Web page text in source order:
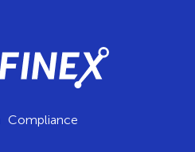
Compliance